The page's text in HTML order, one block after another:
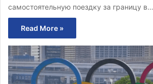
самостоятельную поездку за границу в…
Read More »